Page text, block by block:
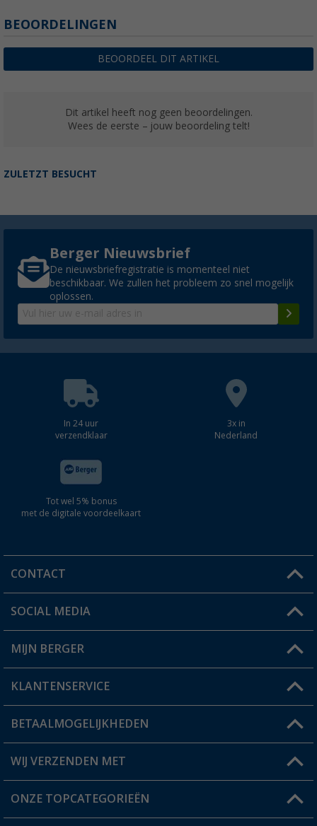
BEOORDELINGEN
BEOORDEEL DIT ARTIKEL
Dit artikel heeft nog geen beoordelingen.
Wees de eerste – jouw beoordeling telt!
ZULETZT BESUCHT
Berger Nieuwsbrief
De nieuwsbriefregistratie is momenteel niet
beschikbaar. We zullen het probleem zo snel mogelijk
oplossen.
In 24 uur
verzendklaar
3x in
Nederland
Tot wel 5% bonus
met de digitale voordeelkaart
CONTACT
Een vraag?
Winkel vinden
SOCIAL MEDIA
MIJN BERGER
Mijn account
Status bestelling
Verlanglijstje
KLANTENSERVICE
FAQ & Contact
Verzendinformatie
Catalogus
BETAALMOGELIJKHEDEN
WIJ VERZENDEN MET
ONZE TOPCATEGORIEËN